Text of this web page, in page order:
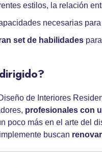
estilos, la relación
necesarias para
set de habilidades
de Interiores
profesionales con
poco más en el arte del
buscan